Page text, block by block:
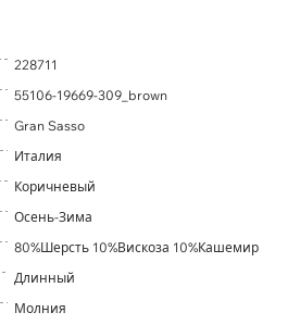
228711
55106-19669-309_brown
Gran Sasso
Италия
Коричневый
Осень-Зима
80%Шерсть 10%Вискоза 10%Кашемир
Длинный
Молния